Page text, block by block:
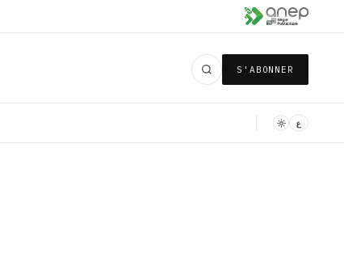
S'ABONNER
ع